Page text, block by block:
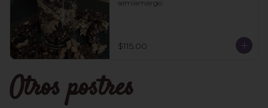
semiamargo
$115.00
Otros postres